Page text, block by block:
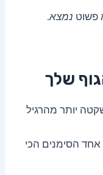
פשוט נמצא.
יותר מהרגיל
הסימנים הכי